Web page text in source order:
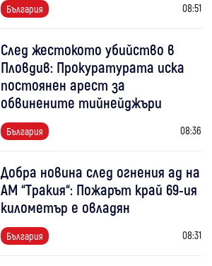
България 08:51
След жестокото убийство в
Пловдив: Прокуратурата иска
постоянен арест за
обвинените тийнейджъри
България 08:36
Добра новина след огнения ад на
АМ “Тракия“: Пожарът край 69-ия
километър е овладян
България 08:31